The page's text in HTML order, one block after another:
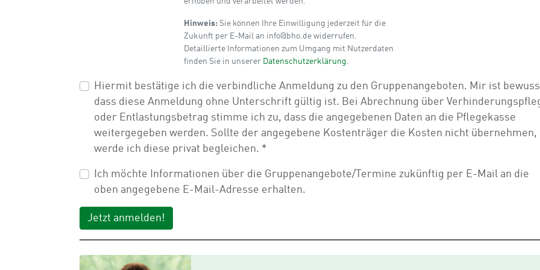
Hinweis:Sie können Ihre Einwilligung jederzeit für die
Zukunft per E-Mail an info@bho.de widerrufen.
Detaillierte Informationen zum Umgang mit Nutzerdaten
finden Sie in unserer Datenschutzerklärung.
Hiermit bestätige ich die verbindliche Anmeldung zu den Gruppenangeboten. Mir ist
dass diese Anmeldung ohne Unterschrift gültig ist. Bei Abrechnung über
oder Entlastungsbetrag stimme ich zu, dass die angegebenen Daten an die Pflegekasse
weitergegeben werden. Sollte der angegebene Kostenträger die Kosten nicht übernehmen,
werde ich diese privat begleichen. *
Ich möchte Informationen über die Gruppenangebote/Termine zukünftig per E-Mail an die
oben angegebene E-Mail-Adresse erhalten.